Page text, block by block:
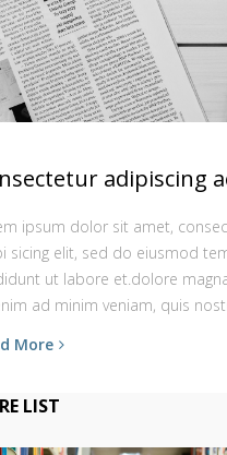
adipiscing
ipsum dolor sit amet,
sicing elit, sed do eiusmod
ut labore et.dolore
ad minim veniam, quis
More
LIST